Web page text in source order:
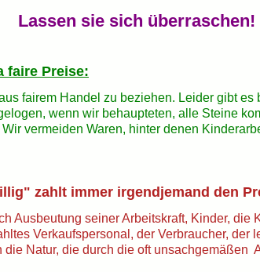
Lassen sie sich überraschen!
faire Preise:
fairem Handel zu beziehen. Leider gibt es
wenn wir behaupteten, alle Steine
vermeiden Waren, hinter denen
zahlt immer irgendjemand den
Ausbeutung seiner Arbeitskraft, Kinder, die
Verkaufspersonal, der Verbraucher, der
die Natur, die durch die oft unsachgemäßen